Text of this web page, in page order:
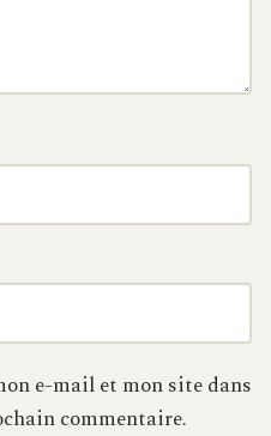
e-mail et mon site dans
commentaire.